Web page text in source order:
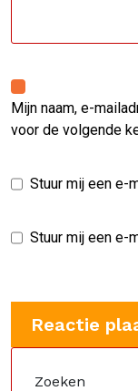
Mijn naam, e-
voor de volgende
Stuur mij een e-
Stuur mij een e-
Zoeken